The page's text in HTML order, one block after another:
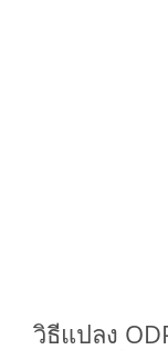
วิธีแปลง